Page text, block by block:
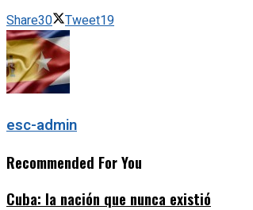
Share30 Tweet19
esc-admin
Recommended For You
Cuba: la nación que nunca existió